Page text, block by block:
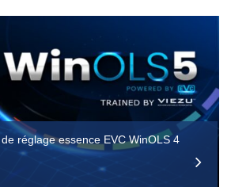
réglage essence EVC WinOLS 4